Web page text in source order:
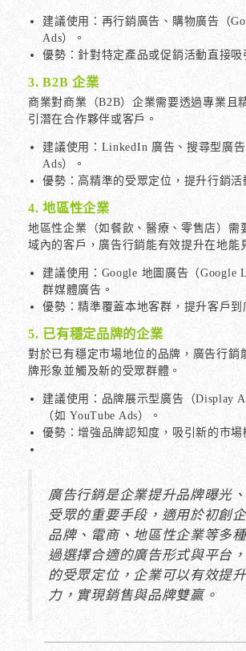
建議使用：再行銷廣告、購物廣告（
Ads）。
優勢：針對特定產品或促銷活動直接吸
3. B2B 企業
商業對商業（B2B）企業需要透過專業且
引潛在合作夥伴或客戶。
建議使用：LinkedIn 廣告、搜尋型廣
Ads）。
優勢：高精準的受眾定位，提升行銷活
4. 地區性企業
地區性企業（如餐飲、醫療、零售店）需
域內的客戶，廣告行銷能有效提升在地能
建議使用：Google 地圖廣告（Google
群媒體廣告。
優勢：精準覆蓋本地客群，提升客戶到
5. 已有穩定品牌的企業
對於已有穩定市場地位的品牌，廣告行銷
牌形象並觸及新的受眾群體。
建議使用：品牌展示型廣告（Display
（如 YouTube Ads）。
優勢：增強品牌認知度，吸引新的市場
廣告行銷是企業提升品牌曝光
受眾的重要手段，適用於初創
品牌、電商、地區性企業等多
過選擇合適的廣告形式與平台
的受眾定位，企業可以有效提
力，實現銷售與品牌雙贏。